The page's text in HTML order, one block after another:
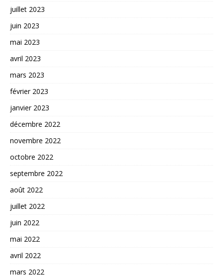
juillet 2023
juin 2023
mai 2023
avril 2023
mars 2023
février 2023
janvier 2023
décembre 2022
novembre 2022
octobre 2022
septembre 2022
août 2022
juillet 2022
juin 2022
mai 2022
avril 2022
mars 2022